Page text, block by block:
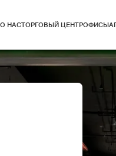
О НАСТОРГОВЫЙ ЦЕНТРОФИСЫ